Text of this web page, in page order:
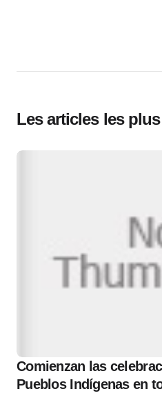
Les articles les
Comienzan las
Pueblos Indígenas en